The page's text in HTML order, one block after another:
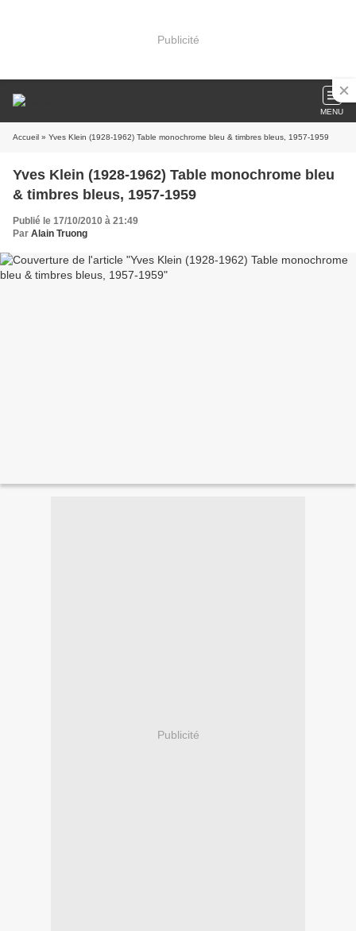
Publicité
MENU
Accueil » Yves Klein (1928-1962) Table monochrome bleu & timbres bleus, 1957-1959
Yves Klein (1928-1962) Table monochrome bleu
& timbres bleus, 1957-1959
Publié le 17/10/2010 à 21:49
Par Alain Truong
Publicité